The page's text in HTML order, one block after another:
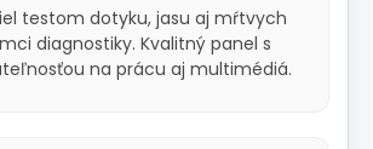
testom dotyku, jasu aj mŕtvych
diagnostiky. Kvalitný panel s
na prácu aj multimédiá.